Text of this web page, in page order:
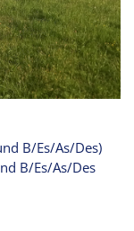
B/Es/As/Des)
B/Es/As/Des